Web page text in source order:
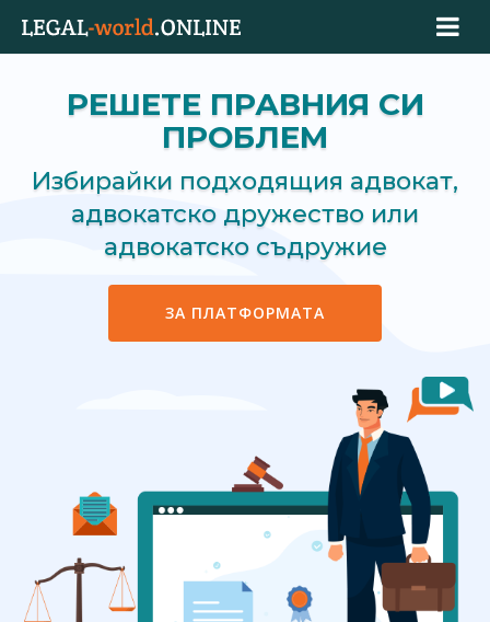
РЕШЕТЕ ПРАВНИЯ СИ
ПРОБЛЕМ
Избирайки подходящия адвокат,
адвокатско дружество или
адвокатско съдружие
ЗА ПЛАТФОРМАТА